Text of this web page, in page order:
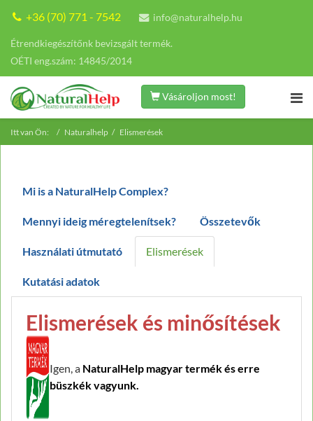
+36 (70) 771 - 7542 info@naturalhelp.hu
Étrendkiegészítőnk bevizsgált termék.
OÉTI eng.szám: 14845/2014
Vásároljon most!
Itt van Ön: Naturalhelp Elismerések
Mi is a NaturalHelp Complex?
Mennyi ideig méregtelenítsek? Összetevők
Használati útmutató Elismerések
Kutatási adatok
Elismerések és minősítések
Igen, a NaturalHelp magyar termék és erre
büszkék vagyunk.